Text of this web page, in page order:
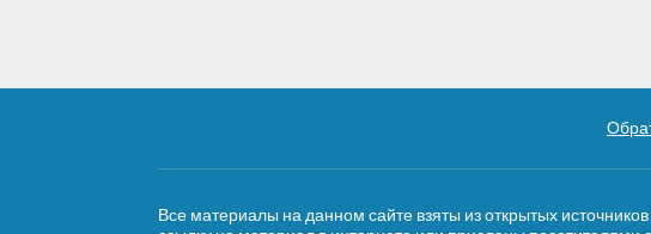
Все материалы на данном сайте взяты из открытых